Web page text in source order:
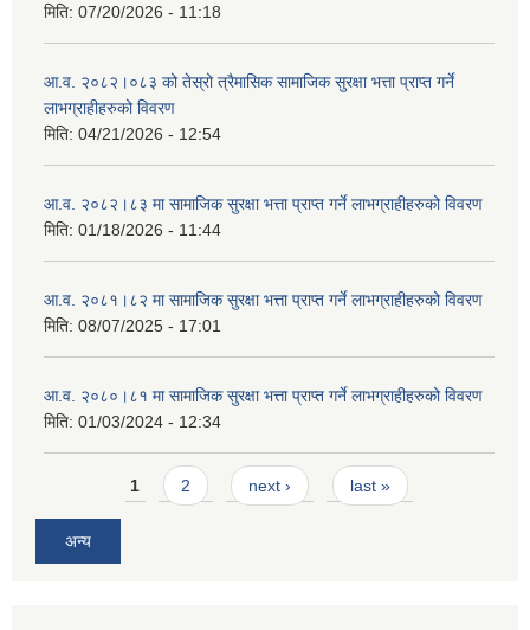
मिति: 07/20/2026 - 11:18
आ.व. २०८२।०८३ को तेस्रो त्रैमासिक सामाजिक सुरक्षा भत्ता प्राप्त गर्ने
लाभग्राहीहरुको विवरण
मिति: 04/21/2026 - 12:54
आ.व. २०८२।८३ मा सामाजिक सुरक्षा भत्ता प्राप्त गर्ने लाभग्राहीहरुको विवरण
मिति: 01/18/2026 - 11:44
आ.व. २०८१।८२ मा सामाजिक सुरक्षा भत्ता प्राप्त गर्ने लाभग्राहीहरुको विवरण
मिति: 08/07/2025 - 17:01
आ.व. २०८०।८१ मा सामाजिक सुरक्षा भत्ता प्राप्त गर्ने लाभग्राहीहरुको विवरण
मिति: 01/03/2024 - 12:34
Pages1 2 next › last »
अन्य